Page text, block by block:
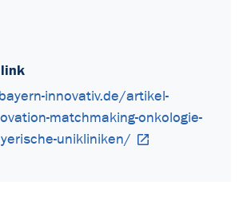
innovativ.de/artikel-
matchmaking-onkologie-
unikliniken/